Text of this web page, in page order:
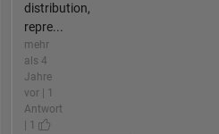
distribution,
repre...
mehr
als 4
Jahre
vor | 1
Antwort
| 1